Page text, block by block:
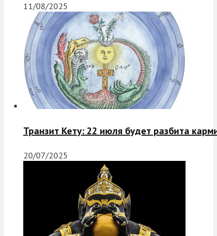
11/08/2025
Транзит Кету: 22 июля будет разбита
20/07/2025